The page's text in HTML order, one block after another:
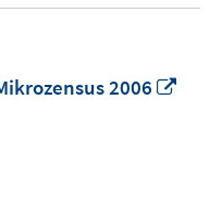
2006